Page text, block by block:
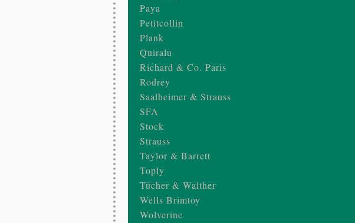
Paya
Petitcollin
Plank
Quiralu
Richard & Co. Paris
Rodrey
Saalheimer & Strauss
SFA
Stock
Strauss
Taylor & Barrett
Toply
Tücher & Walther
Wells Brimtoy
Wolverine